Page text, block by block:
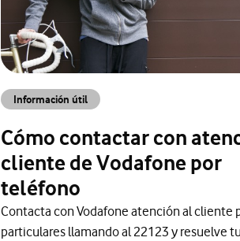
Información útil
Cómo contactar con
cliente de Vodafone por
teléfono
Contacta con Vodafone atención al cliente
particulares llamando al 22123 y resuelve